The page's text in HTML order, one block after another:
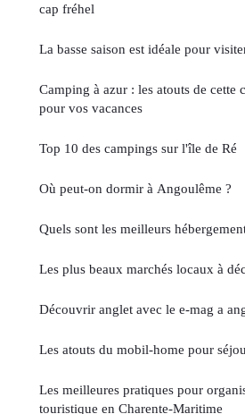
cap fréhel
La basse saison est idéale pour
Camping à azur : les atouts de cette
pour vos vacances
Top 10 des campings sur l'île de Ré
Où peut-on dormir à Angoulême ?
Quels sont les meilleurs
Les plus beaux marchés locaux à
Découvrir anglet avec le e-mag a
Les atouts du mobil-home pour
Les meilleures pratiques pour
touristique en Charente-Maritime